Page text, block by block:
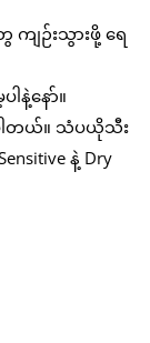
ကျဉ်းသွားဖို့ ရေ
နဲ့နော်။
ါတယ်။ သံပယိုသီး
နဲ့ Dry